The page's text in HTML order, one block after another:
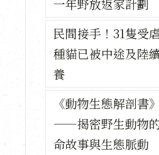
一年野放返家計劃
民間接手！31隻受
種貓已被中途及陸
養
《動物生態解剖書》
——揭密野生動物
命故事與生態脈動